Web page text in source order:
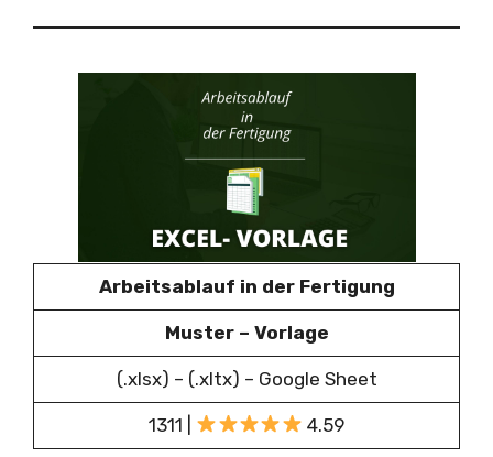
Arbeitsablauf in der Fertigung
Muster – Vorlage
(.xlsx) – (.xltx) – Google Sheet
1311 | 4.59